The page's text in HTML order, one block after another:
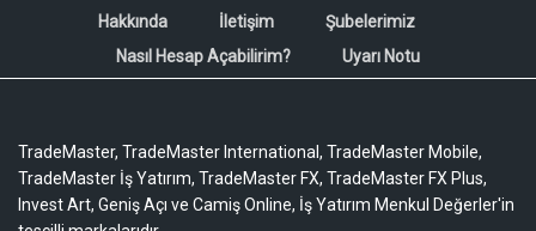
Hakkında İletişim
Şubelerimiz
Nasıl Hesap Açabilirim?
Uyarı Notu
TradeMaster, TradeMaster International, TradeMaster Mobile,
TradeMaster İş Yatırım, TradeMaster FX, TradeMaster FX Plus,
Invest Art, Geniş Açı ve Camiş Online, İş Yatırım Menkul Değerler'in